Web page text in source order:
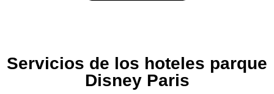
Servicios de los hoteles parque
Disney Paris